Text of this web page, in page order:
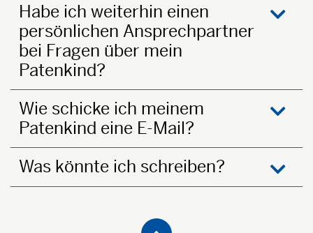
Habe ich weiterhin einen
persönlichen Ansprechpartner
bei Fragen über mein
Patenkind?
Wie schicke ich meinem
Patenkind eine E-Mail?
Was könnte ich schreiben?